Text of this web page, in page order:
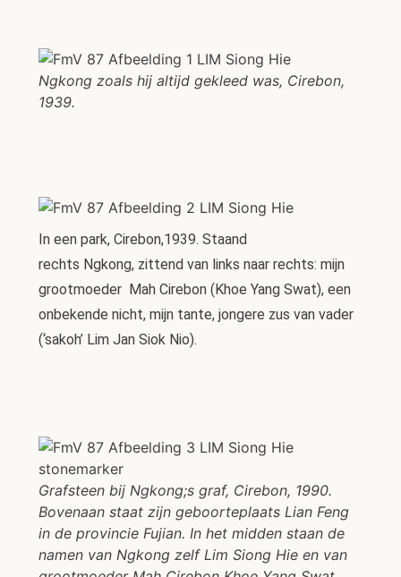
Ngkong zoals hij altijd gekleed was, Cirebon,
1939.
In een park, Cirebon,1939. Staand
rechts Ngkong, zittend van links naar rechts: mijn
grootmoeder Mah Cirebon (Khoe Yang Swat), een
onbekende nicht, mijn tante, jongere zus van vader
(‘sakoh’ Lim Jan Siok Nio).
Grafsteen bij Ngkong;s graf, Cirebon, 1990.
Bovenaan staat zijn geboorteplaats Lian Feng
in de provincie Fujian. In het midden staan de
namen van Ngkong zelf Lim Siong Hie en van